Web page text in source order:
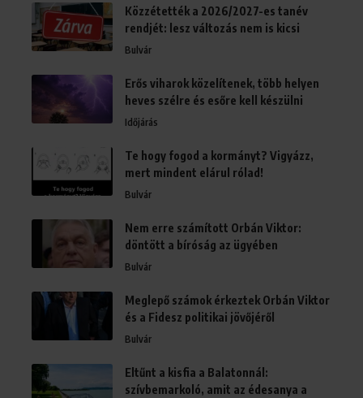
Közzétették a 2026/2027-es tanév
rendjét: lesz változás nem is kicsi
Bulvár
Erős viharok közelítenek, több helyen
heves szélre és esőre kell készülni
Időjárás
Te hogy fogod a kormányt? Vigyázz,
mert mindent elárul rólad!
Bulvár
Nem erre számított Orbán Viktor:
döntött a bíróság az ügyében
Bulvár
Meglepő számok érkeztek Orbán Viktor
és a Fidesz politikai jövőjéről
Bulvár
Eltűnt a kisfia a Balatonnál:
szívbemarkoló, amit az édesanya a